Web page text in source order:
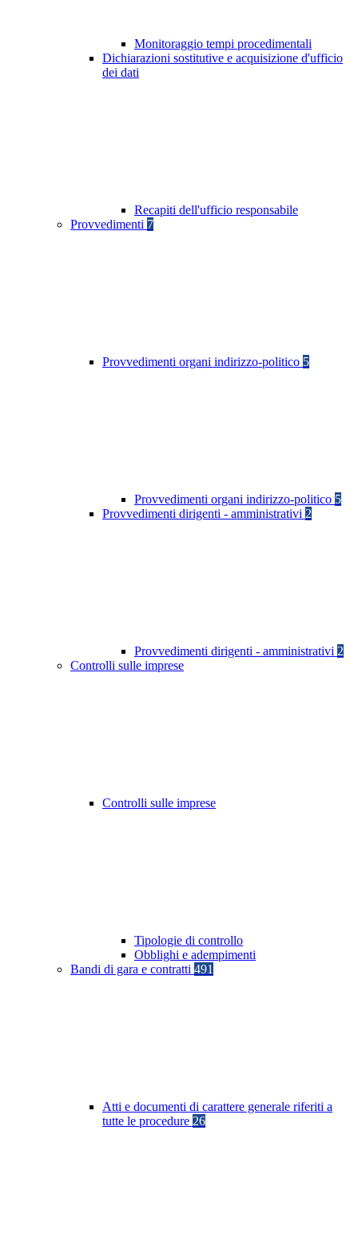
Monitoraggio tempi procedimentali
Dichiarazioni sostitutive e acquisizione d'ufficio
dei dati
Recapiti dell'ufficio responsabile
Provvedimenti 7
Provvedimenti organi indirizzo-politico 5
Provvedimenti organi indirizzo-politico 5
Provvedimenti dirigenti - amministrativi 2
Provvedimenti dirigenti - amministrativi 2
Controlli sulle imprese
Controlli sulle imprese
Tipologie di controllo
Obblighi e adempimenti
Bandi di gara e contratti 491
Atti e documenti di carattere generale riferiti a
tutte le procedure 26